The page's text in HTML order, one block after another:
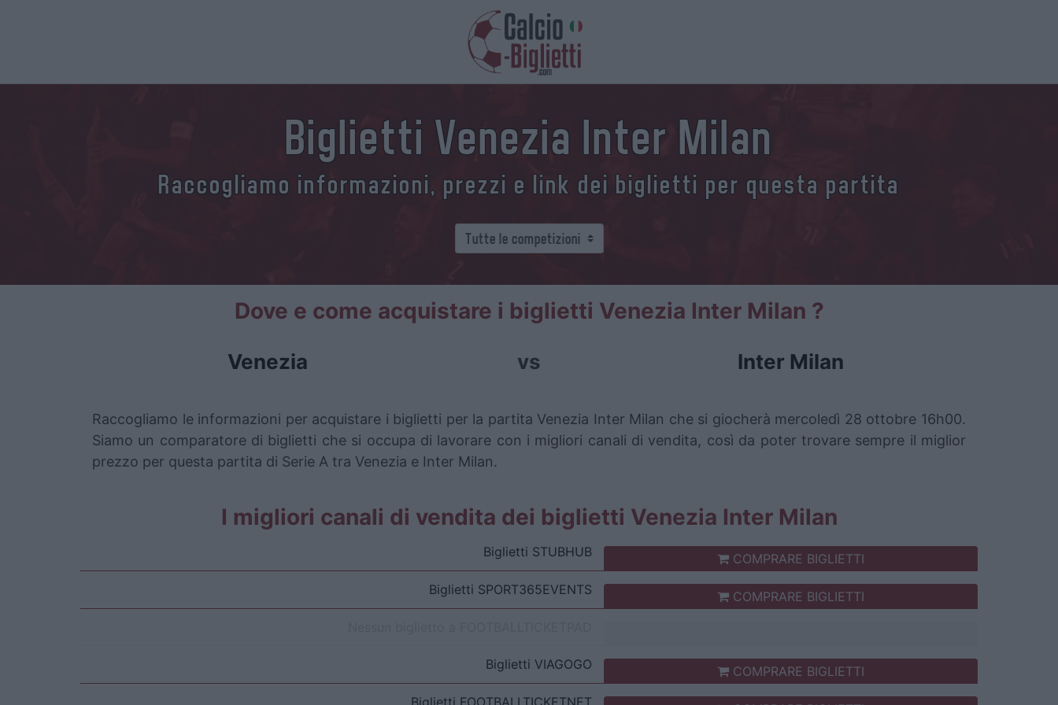
Biglietti Venezia Inter Milan
Raccogliamo informazioni, prezzi e link dei biglietti per questa partita
Dove e come acquistare i biglietti Venezia Inter Milan ?
Venezia vs Inter Milan
Raccogliamo le informazioni per acquistare i biglietti per la partita Venezia Inter Milan che si giocherà mercoledì 28 ottobre 16h00.
Siamo un comparatore di biglietti che si occupa di lavorare con i migliori canali di vendita, così da poter trovare sempre il miglior
prezzo per questa partita di Serie A tra Venezia e Inter Milan.
I migliori canali di vendita dei biglietti Venezia Inter Milan
Biglietti STUBHUB
COMPRARE BIGLIETTI
Biglietti SPORT365EVENTS
COMPRARE BIGLIETTI
Biglietti VIAGOGO
COMPRARE BIGLIETTI
Biglietti FOOTBALLTICKETNET